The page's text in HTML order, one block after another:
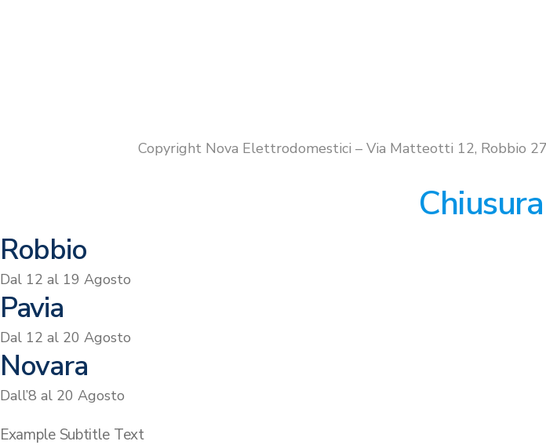
Copyright Nova Elettrodomestici – Via Matteotti 12, Robbio
Robbio
Dal 12 al 19 Agosto
Pavia
Dal 12 al 20 Agosto
Novara
Dall’8 al 20 Agosto
Example Subtitle Text